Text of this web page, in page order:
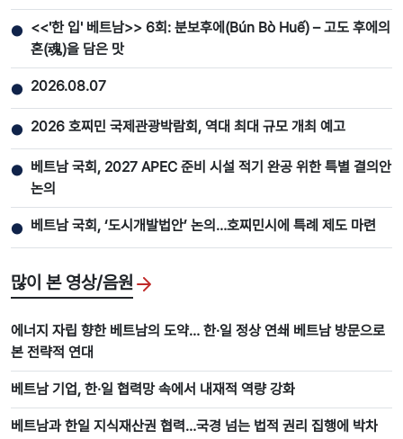
● <<'한 입' 베트남>> 6회: 분보후에(Bún Bò Huế) – 고도 후에의
혼(魂)을 담은 맛
● 2026.08.07
● 2026 호찌민 국제관광박람회, 역대 최대 규모 개최 예고
● 베트남 국회, 2027 APEC 준비 시설 적기 완공 위한 특별 결의안
논의
● 베트남 국회, ‘도시개발법안’ 논의…호찌민시에 특례 제도 마련
많이 본 영상/음원
에너지 자립 향한 베트남의 도약… 한·일 정상 연쇄 베트남 방문으로
본 전략적 연대
베트남 기업, 한·일 협력망 속에서 내재적 역량 강화
베트남과 한일 지식재산권 협력…국경 넘는 법적 권리 집행에 박차